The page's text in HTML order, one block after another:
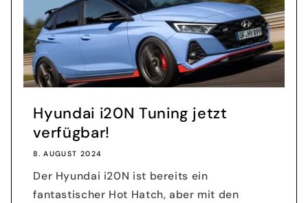
Hyundai i20N Tuning jetzt
verfügbar!
8. AUGUST 2024
Der Hyundai i20N ist bereits ein
fantastischer Hot Hatch, aber mit den